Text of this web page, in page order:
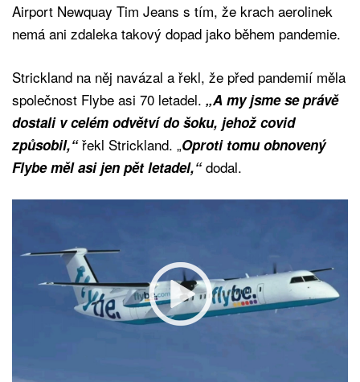
Airport Newquay Tim Jeans s tím, že krach aerolinek
nemá ani zdaleka takový dopad jako během pandemie.
Strickland na něj navázal a řekl, že před pandemií měla
společnost Flybe asi 70 letadel. „A my jsme se právě
dostali v celém odvětví do šoku, jehož covid
způsobil,“řekl Strickland. „Oproti tomu obnovený
Flybe měl asi jen pět letadel,“dodal.